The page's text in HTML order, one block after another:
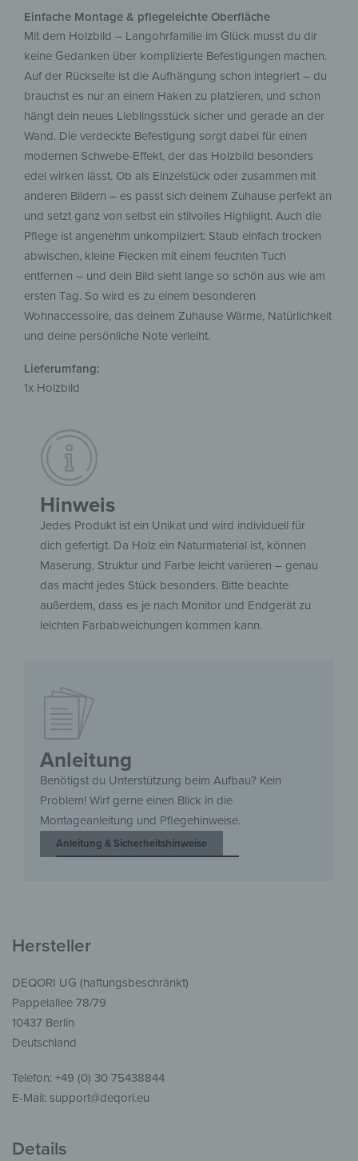
Einfache Montage & pflegeleichte Oberfläche
Mit dem Holzbild – Langohrfamilie im Glück musst du dir
keine Gedanken über komplizierte Befestigungen machen.
Auf der Rückseite ist die Aufhängung schon integriert – du
brauchst es nur an einem Haken zu platzieren, und schon
hängt dein neues Lieblingsstück sicher und gerade an der
Wand. Die verdeckte Befestigung sorgt dabei für einen
modernen Schwebe-Effekt, der das Holzbild besonders
edel wirken lässt. Ob als Einzelstück oder zusammen mit
anderen Bildern – es passt sich deinem Zuhause perfekt an
und setzt ganz von selbst ein stilvolles Highlight. Auch die
Pflege ist angenehm unkompliziert: Staub einfach trocken
abwischen, kleine Flecken mit einem feuchten Tuch
entfernen – und dein Bild sieht lange so schön aus wie am
ersten Tag. So wird es zu einem besonderen
Wohnaccessoire, das deinem Zuhause Wärme, Natürlichkeit
und deine persönliche Note verleiht.
Lieferumfang:
1x Holzbild
Anleitung
Benötigst du Unterstützung beim Aufbau? Kein
Problem! Wirf gerne einen Blick in die
Montageanleitung und Pflegehinweise.
Anleitung & Sicherheitshinweise
Hinweis
Jedes Produkt ist ein Unikat und wird individuell für
dich gefertigt. Da Holz ein Naturmaterial ist, können
Maserung, Struktur und Farbe leicht variieren – genau
das macht jedes Stück besonders. Bitte beachte
außerdem, dass es je nach Monitor und Endgerät zu
leichten Farbabweichungen kommen kann.
Hersteller
DEQORI UG (haftungsbeschränkt)
Pappelallee 78/79
10437 Berlin
Deutschland
Telefon: +49 (0) 30 75438844
E-Mail: support@deqori.eu
Details